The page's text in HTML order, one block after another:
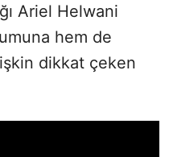
Ariel Helwani
hem de
dikkat çeken